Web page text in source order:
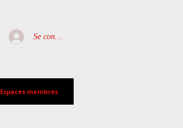
Se connecter
Espaces membres